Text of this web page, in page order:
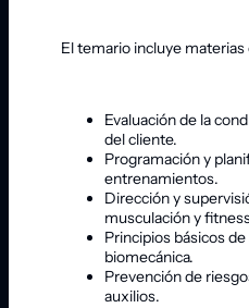
El temario incluye materias
Evaluación de la
del cliente.
Programación y
entrenamientos.
Dirección y
musculación y
Principios básicos
biomecánica.
Prevención de
auxilios.